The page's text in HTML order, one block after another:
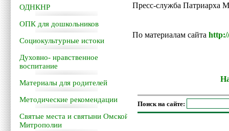
ОДНКНР
ОПК для дошкольников
Социокультурные истоки
Духовно- нравственное
воспитание
Материалы для родителей
Методические рекомендации
Святые места и святыни Омской
Митрополии
Пресс-служба Патриарха
По материалам сайта
Поиск на сайте: